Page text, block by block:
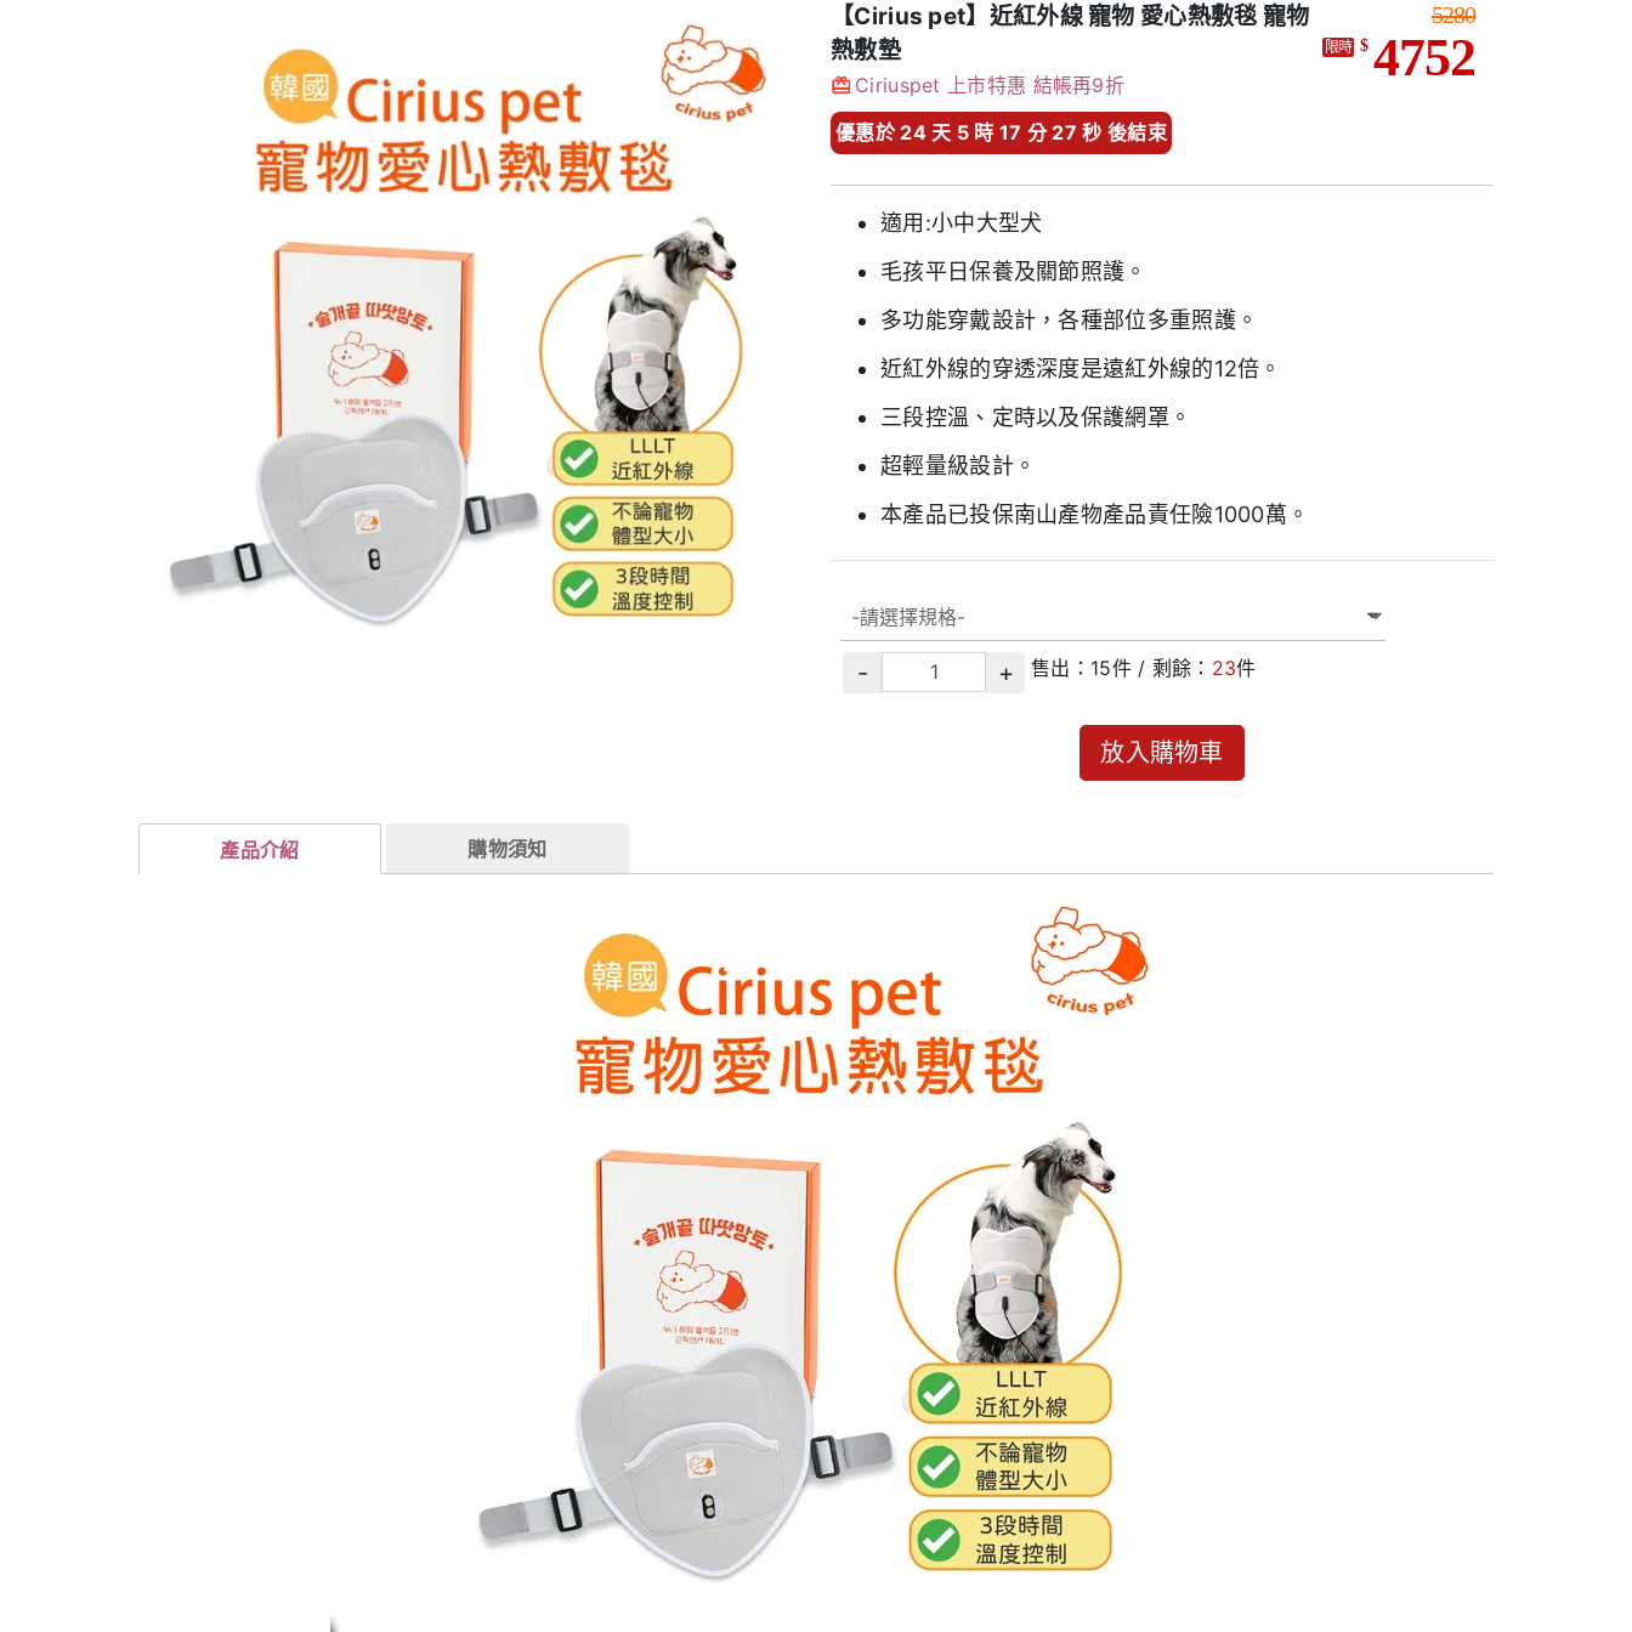
【Cirius pet】近紅外線 寵物 愛心熱敷毯 寵物
熱敷墊
Ciriuspet 上市特惠 結帳再9折
優惠於 24 天 5 時 17 分 25 秒 後結束
5280
限時 $ 4752
適用:小中大型犬
毛孩平日保養及關節照護。
多功能穿戴設計，各種部位多重照護。
近紅外線的穿透深度是遠紅外線的12倍。
三段控溫、定時以及保護網罩。
超輕量級設計。
本產品已投保南山產物產品責任險1000萬。
- + 售出： 15件 / 剩餘： 23件
放入購物車
產品介紹 購物須知